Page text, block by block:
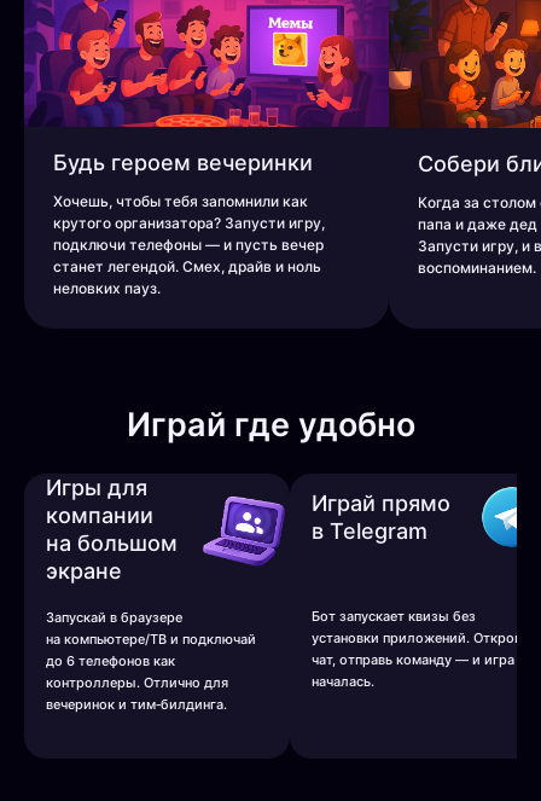
Будь героем вечеринки
Хочешь, чтобы тебя запомнили как
крутого организатора? Запусти игру,
подключи телефоны — и пусть вечер
станет легендой. Смех, драйв и ноль
неловких пауз.
Собери
Когда за
папа и даже дед
Запусти игру, и
воспоминанием.
Играй где удобно
Играй прямо
в Telegram
Бот запускает квизы без
установки приложений. Открой
чат, отправь команду — и игра
началась.
Игры для
компании
на большом
экране
Запускай в браузере
на компьютере/ТВ и подключай
до 6 телефонов как
контроллеры. Отлично для
вечеринок и тим‑билдинга.